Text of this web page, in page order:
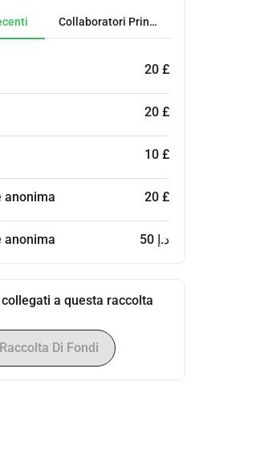
Collaboratori Principali
20 £
20 £
10 £
anonima 20 £
anonima 50 د.إ
a questa raccolta
Di Fondi